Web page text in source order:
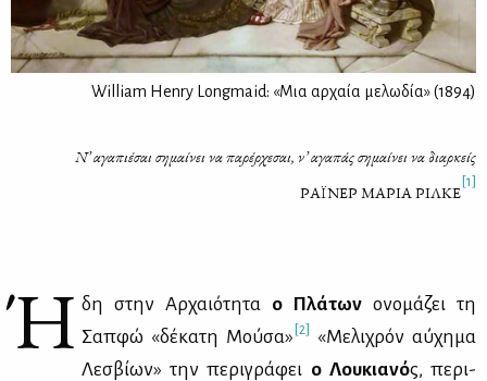
William Henry Longmaid: «Μια αρχαία μελωδία» (1894)
Ν’ αγα­πιέ­σαι ση­μαί­νει να πα­ρέρ­χε­σαι, ν’ αγα­πάς ση­μαί­νει να διαρ­κείς
ΡΑΪΝΕΡ ΜΑΡΙΑ ΡΙΛΚΕ
[1]
Ή δη στην Αρ­χαιό­τη­τα ο Πλά­των ονο­μά­ζει τη
Σαπ­φώ «δέ­κα­τη Μού­σα» [2]
«Με­λι­χρόν αύ­χη­μα
Λε­σβί­ων» την πε­ρι­γρά­φει ο Λου­κια­νός, πε­ρι­